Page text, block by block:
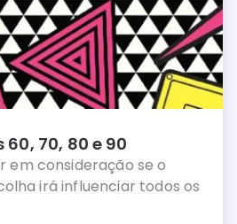
70, 80 e 90
em consideração se o
irá influenciar todos os